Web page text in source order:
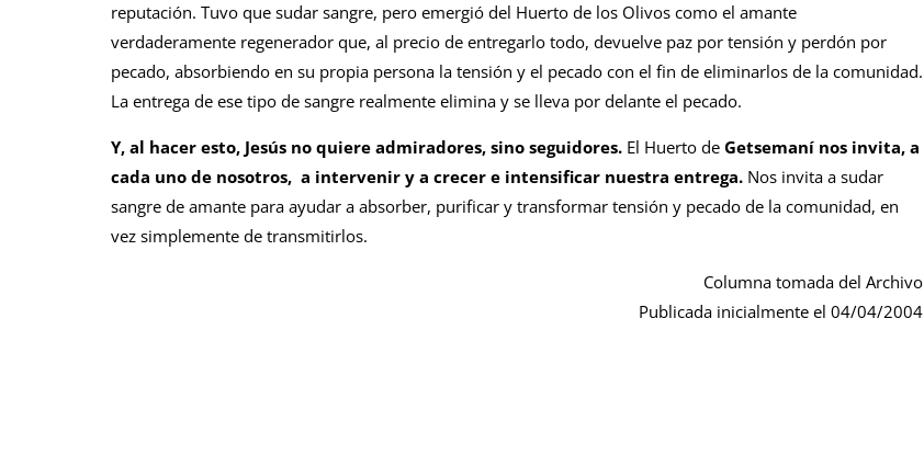
reputación. Tuvo que sudar sangre, pero emergió del Huerto de los Olivos como el amante
verdaderamente regenerador que, al precio de entregarlo todo, devuelve paz por tensión y perdón por
pecado, absorbiendo en su propia persona la tensión y el pecado con el fin de eliminarlos de la comunidad.
La entrega de ese tipo de sangre realmente elimina y se lleva por delante el pecado.
Y, al hacer esto, Jesús no quiere admiradores, sino seguidores.El Huerto de Getsemaní nos invita, a
cada uno de nosotros, a intervenir y a crecer e intensificar nuestra entrega.Nos invita a sudar
sangre de amante para ayudar a absorber, purificar y transformar tensión y pecado de la comunidad, en
vez simplemente de transmitirlos.
Columna tomada del Archivo
Publicada inicialmente el 04/04/2004